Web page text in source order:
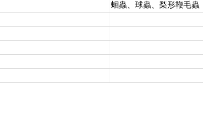
蛔蟲、球蟲、梨形鞭毛蟲